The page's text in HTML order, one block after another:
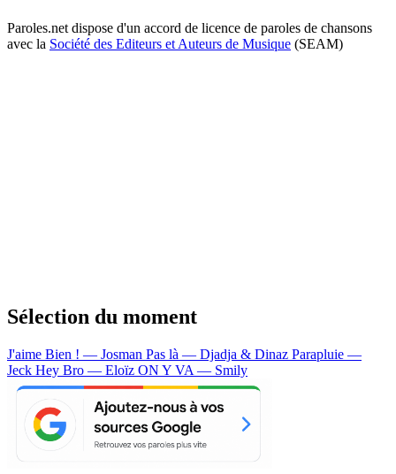
Paroles.net dispose d'un accord de licence de paroles de chansons
avec la Société des Editeurs et Auteurs de Musique (SEAM)
Sélection du moment
J'aime Bien ! — Josman Pas là — Djadja & Dinaz Parapluie —
Jeck Hey Bro — Eloïz ON Y VA — Smily